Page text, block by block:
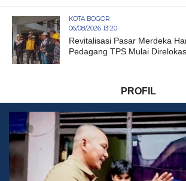
KOTA BOGOR
06/08/2026 13:20
Revitalisasi Pasar Merdeka
Pedagang TPS Mulai
PROFIL